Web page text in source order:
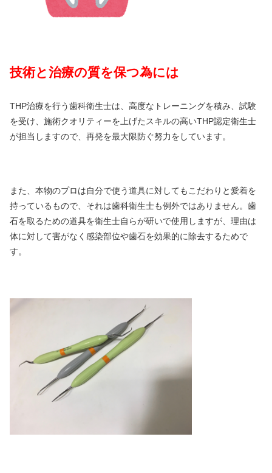
技術と治療の質を保つ為には
THP治療を行う歯科衛生士は、高度なトレーニングを積み、試験
を受け、施術クオリティーを上げたスキルの高いTHP認定衛生士
が担当しますので、再発を最大限防ぐ努力をしています。
また、本物のプロは自分で使う道具に対してもこだわりと愛着を
持っているもので、それは歯科衛生士も例外ではありません。歯
石を取るための道具を衛生士自らが研いで使用しますが、理由は
体に対して害がなく感染部位や歯石を効果的に除去するためで
す。